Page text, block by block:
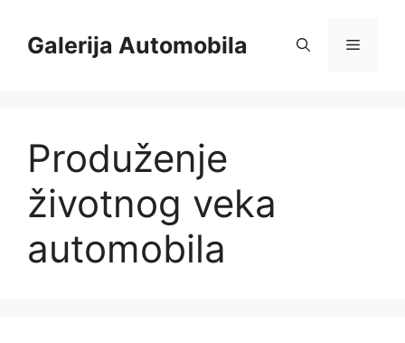
contentGalerija Automobila Menu
Produženje
životnog veka
automobila